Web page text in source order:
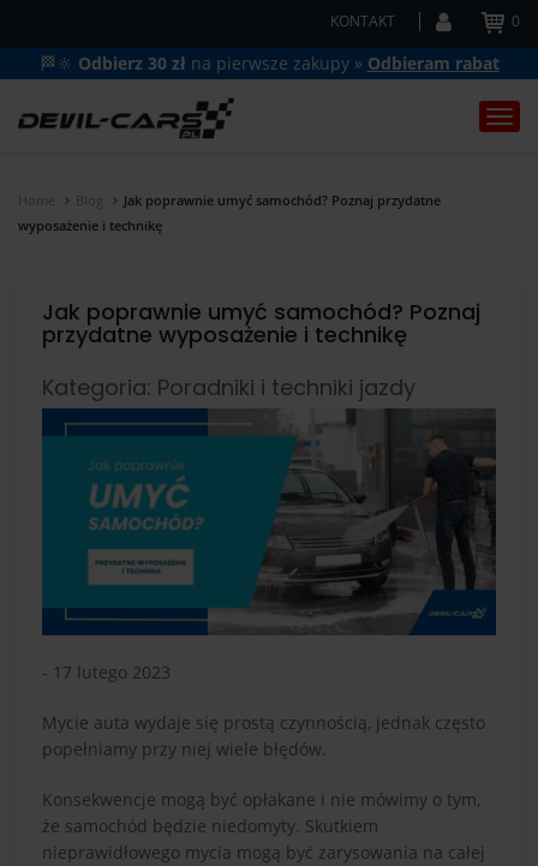
KONTAKT 0
🏁🔆 Odbierz 30 zł na pierwsze zakupy » Odbieram rabat
Home Blog
Jak poprawnie umyć samochód? Poznaj przydatne
wyposażenie i technikę
Jak poprawnie umyć samochód? Poznaj
przydatne wyposażenie i technikę
Kategoria: Poradniki i techniki jazdy
- 17 lutego 2023
Mycie auta wydaje się prostą czynnością, jednak często
popełniamy przy niej wiele błędów.
Konsekwencje mogą być opłakane i nie mówimy o tym,
że samochód będzie niedomyty. Skutkiem
nieprawidłowego mycia mogą być zarysowania na całej